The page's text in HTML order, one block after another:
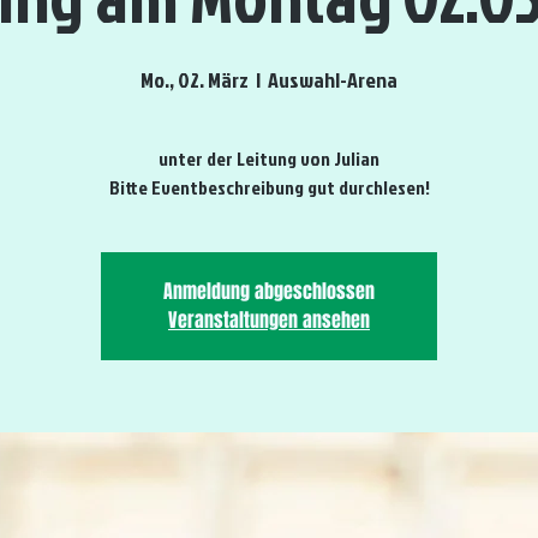
Mo., 02. März
  |
Auswahl-Arena
unter der Leitung von Julian
Bitte Eventbeschreibung gut durchlesen!
Anmeldung abgeschlossen
Veranstaltungen ansehen